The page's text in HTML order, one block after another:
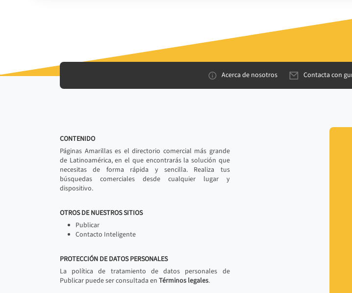
Acerca de nosotros Contacta con
CONTENIDO
Páginas Amarillas es el directorio comercial más grande
de Latinoamérica, en el que encontrarás la solución que
necesitas de forma rápida y sencilla. Realiza tus
búsquedas comerciales desde cualquier lugar y
dispositivo.
OTROS DE NUESTROS SITIOS
Publicar
Contacto Inteligente
PROTECCIÓN DE DATOS PERSONALES
La política de tratamiento de datos personales de
Publicar puede ser consultada en Términos legales.